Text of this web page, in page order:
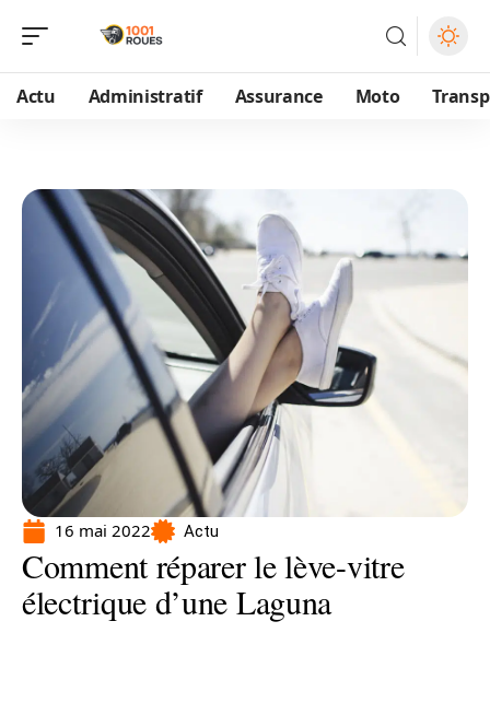
Actu Administratif Assurance Moto
16 mai 2022 Actu
Comment réparer le lève-vitre
électrique d’une Laguna